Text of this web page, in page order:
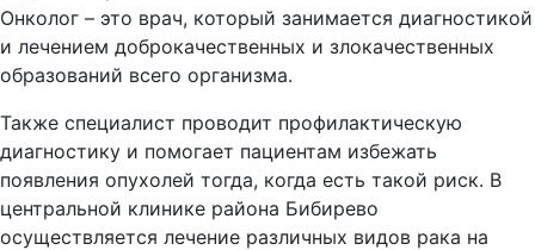
Онколог – это врач, который занимается диагностикой
и лечением доброкачественных и злокачественных
образований всего организма.
Также специалист проводит профилактическую
диагностику и помогает пациентам избежать
появления опухолей тогда, когда есть такой риск. В
центральной клинике района Бибирево
осуществляется лечение различных видов рака на